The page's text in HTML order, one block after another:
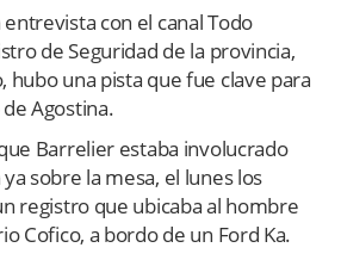
con el canal Todo
de Seguridad de la provincia,
hubo una pista que fue clave para
Agostina.
Barrelier estaba involucrado
sobre la mesa, el lunes los
registro que ubicaba al hombre
Cofico, a bordo de un Ford Ka.